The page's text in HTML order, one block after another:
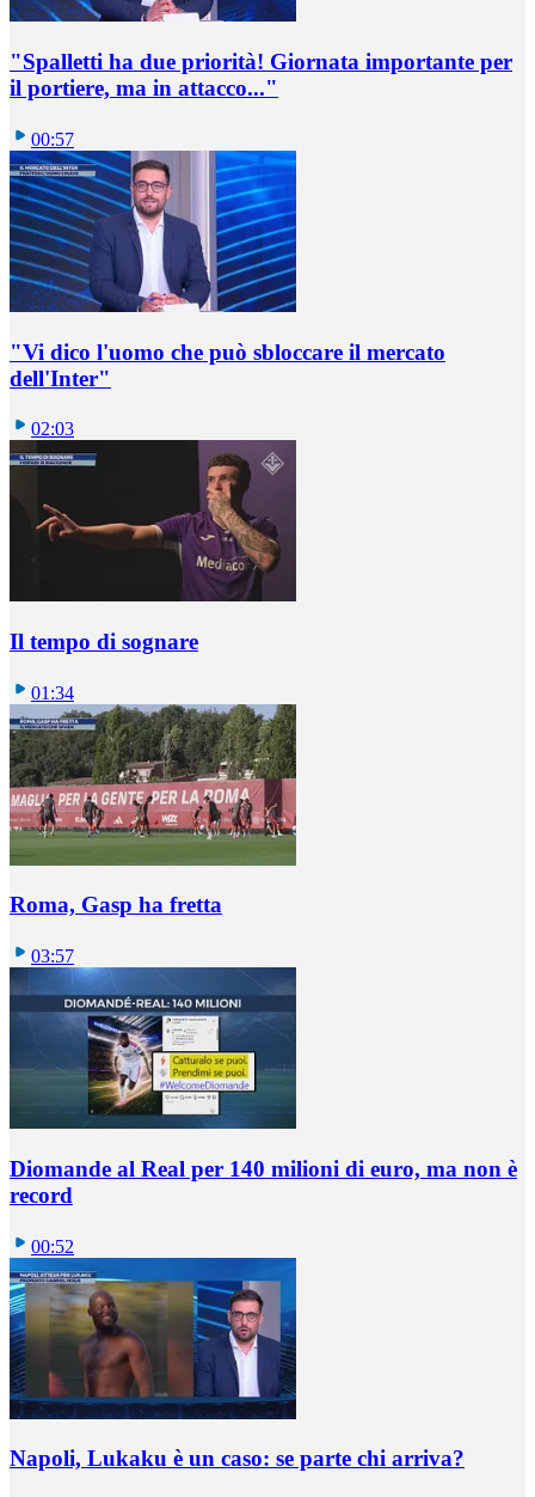
"Spalletti ha due priorità! Giornata importante per
il portiere, ma in attacco..."
00:57
"Vi dico l'uomo che può sbloccare il mercato
dell'Inter"
02:03
Il tempo di sognare
01:34
Roma, Gasp ha fretta
03:57
Diomande al Real per 140 milioni di euro, ma non è
record
00:52
Napoli, Lukaku è un caso: se parte chi arriva?